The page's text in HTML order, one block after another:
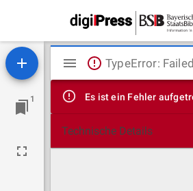
1
Mirador
Viewer
TypeError:
Es ist ein Fehler
Technische Details